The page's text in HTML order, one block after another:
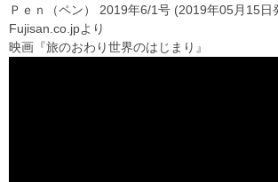
Ｐｅｎ（ペン） 2019年6/1号 (2019年05月15日
Fujisan.co.jpより
映画『旅のおわり世界のはじまり』